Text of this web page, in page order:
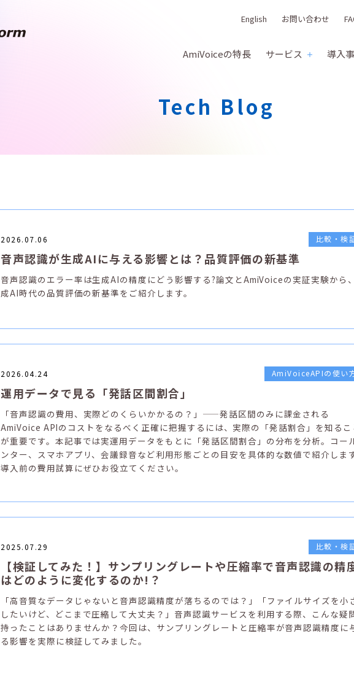
AmiVoiceの特長 サービス 導入
English お問い合わせ
Tech Blog
2026.07.06 比較・検
音声認識が生成AIに与える影響とは？品質評価の新基準
音声認識のエラー率は生成AIの精度にどう影響する?論文とAmiVoiceの実証実験から
成AI時代の品質評価の新基準をご紹介します。
2026.04.24 AmiVoiceAPIの使い
運用データで見る「発話区間割合」
「音声認識の費用、実際どのくらいかかるの？」——発話区間のみに課金される
AmiVoice APIのコストをなるべく正確に把握するには、実際の「発話割合」を知るこ
が重要です。本記事では実運用データをもとに「発話区間割合」の分布を分析。コー
ンター、スマホアプリ、会議録音など利用形態ごとの目安を具体的な数値で紹介します
導入前の費用試算にぜひお役立てください。
2025.07.29 比較・検
【検証してみた！】サンプリングレートや圧縮率で音声認識の精
はどのように変化するのか!？
「高音質なデータじゃないと音声認識精度が落ちるのでは？」「ファイルサイズを小
したいけど、どこまで圧縮して大丈夫？」音声認識サービスを利用する際、こんな疑
持ったことはありませんか？今回は、サンプリングレートと圧縮率が音声認識精度に
る影響を実際に検証してみました。